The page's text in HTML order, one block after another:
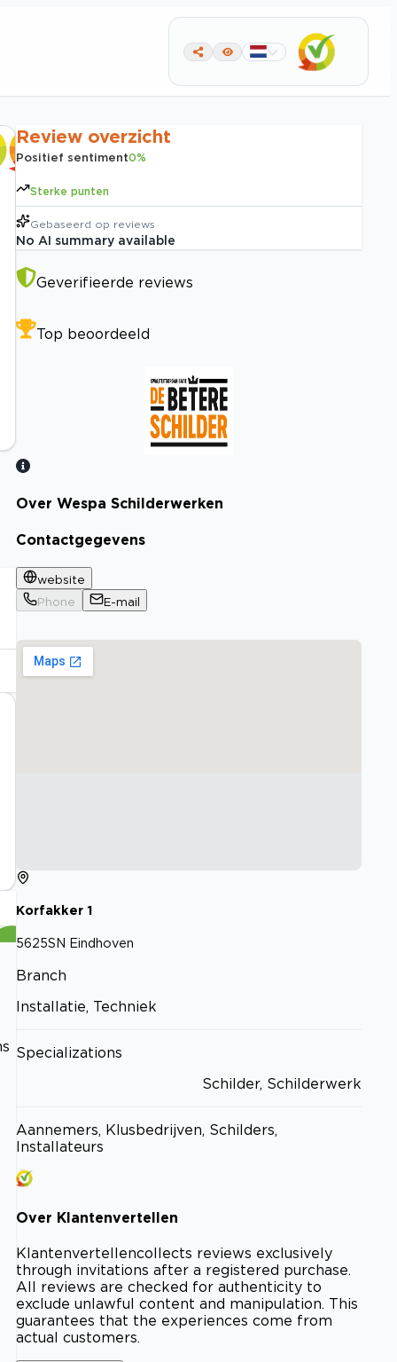
Review overzicht
Positief sentiment0%
Sterke punten
Gebaseerd op reviews
No AI summary available
Geverifieerde reviews
Top beoordeeld
Bekijk certificaat
Over Wespa Schilderwerken
Contactgegevens
website
Phone
E-mail
Korfakker 1
5625SN Eindhoven
Branch
Installatie, Techniek
Specializations
Schilder, Schilderwerk
Aannemers, Klusbedrijven, Schilders,
Installateurs
Over Klantenvertellen
Klantenvertellencollects reviews exclusively
through invitations after a registered purchase.
All reviews are checked for authenticity to
exclude unlawful content and manipulation. This
guarantees that the experiences come from
actual customers.